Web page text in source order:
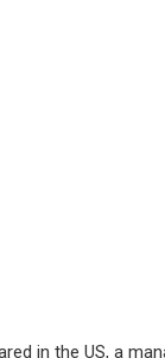
in the US, a